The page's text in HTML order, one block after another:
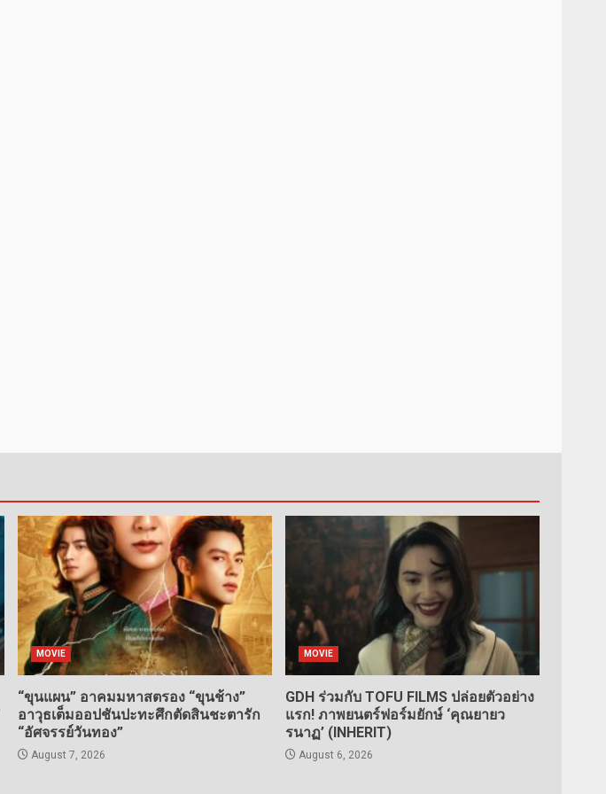
MOVIE
“ขุนแผน” อาคมมหาสตรอง “ขุนช้าง”
อาวุธเต็มออปชันปะทะศึกตัดสินชะตารัก
“อัศจรรย์วันทอง”
August 7, 2026
MOVIE
GDH ร่วมกับ TOFU FILMS ปล่อยตัวอย่าง
แรก! ภาพยนตร์ฟอร์มยักษ์ ‘คุณยายว
รนาฏ’ (INHERIT)
August 6, 2026